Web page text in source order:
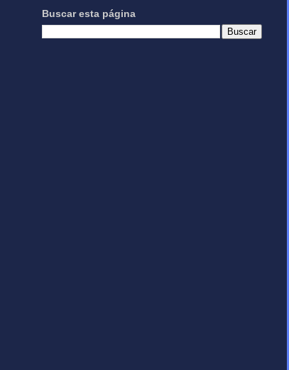
Buscar esta página